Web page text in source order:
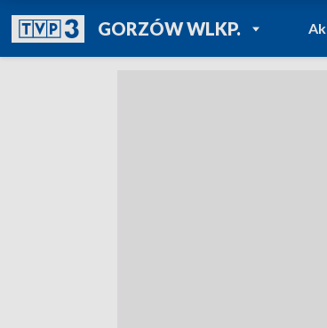
GORZÓW WLKP.POWRÓT DO
TVP REGIONY